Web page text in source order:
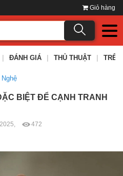
Giỏ hàng
ĐÁNH GIÁ THỦ THUẬT TRÊN
BIỆT ĐỂ CẠNH TRANH
472